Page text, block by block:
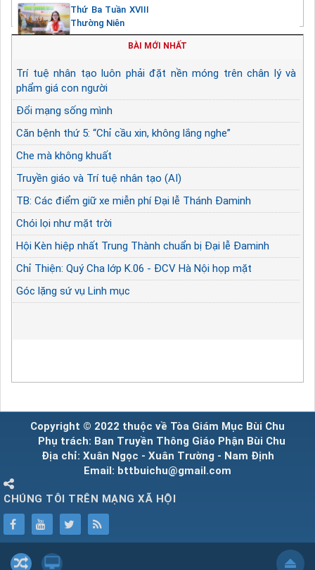
Thứ Ba Tuần XVIII
Thường Niên
BÀI MỚI NHẤT
Trí tuệ nhân tạo luôn phải đặt nền móng trên chân lý và
phẩm giá con người
Đổi mạng sống mình
Căn bệnh thứ 5: “Chỉ cầu xin, không lắng nghe”
Che mà không khuất
Truyền giáo và Trí tuệ nhân tạo (AI)
TB: Các điểm giữ xe miễn phí Đại lễ Thánh Đaminh
Chói lọi như mặt trời
Hội Kèn hiệp nhất Trung Thành chuẩn bị Đại lễ Đaminh
Chỉ Thiện: Quý Cha lớp K.06 - ĐCV Hà Nội họp mặt
Góc lặng sứ vụ Linh mục
Copyright © 2022 thuộc về Tòa Giám Mục Bùi Chu
Phụ trách: Ban Truyền Thông Giáo Phận Bùi Chu
Địa chỉ: Xuân Ngọc - Xuân Trường - Nam Định
Email: bttbuichu@gmail.com
CHÚNG TÔI TRÊN MẠNG XÃ HỘI